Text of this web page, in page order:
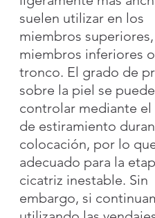
suelen utilizar en los
miembros superiores,
miembros inferiores
tronco. El grado de
sobre la piel se puede
controlar mediante el
de estiramiento
colocación, por lo
adecuado para la
cicatriz inestable. Sin
embargo, si